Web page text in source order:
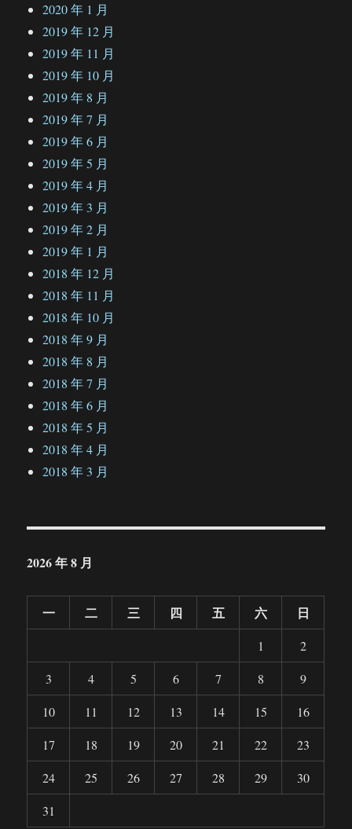
2020 年 1 月
2019 年 12 月
2019 年 11 月
2019 年 10 月
2019 年 8 月
2019 年 7 月
2019 年 6 月
2019 年 5 月
2019 年 4 月
2019 年 3 月
2019 年 2 月
2019 年 1 月
2018 年 12 月
2018 年 11 月
2018 年 10 月
2018 年 9 月
2018 年 8 月
2018 年 7 月
2018 年 6 月
2018 年 5 月
2018 年 4 月
2018 年 3 月
2026 年 8 月
一 二 三 四 五 六 日
1
2
3
4 5 6 7 8
9
10
11 12 13 14 15
16
17
18 19 20 21 22
23
24
25 26 27 28 29
30
31